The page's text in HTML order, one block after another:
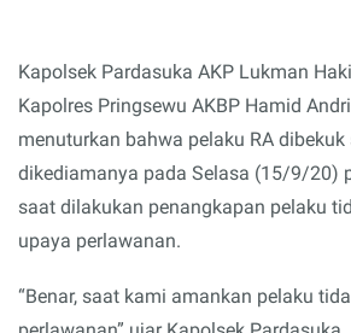
Kapolsek Pardasuka AKP Lukman
Kapolres Pringsewu AKBP Hamid
menuturkan bahwa pelaku RA
dikediamanya pada Selasa (15/9/20)
saat dilakukan penangkapan pelaku
upaya perlawanan.
“Benar, saat kami amankan pelaku